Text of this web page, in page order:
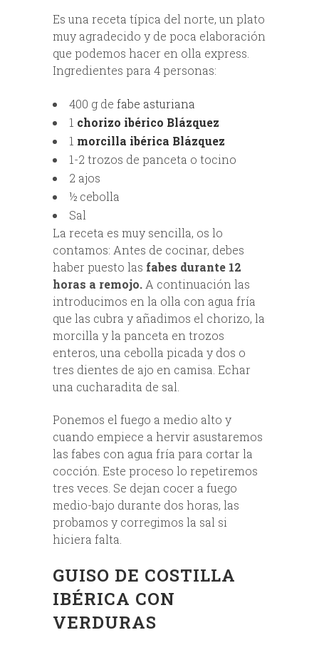
Es una receta típica del norte, un plato
muy agradecido y de poca elaboración
que podemos hacer en olla express.
Ingredientes para 4 personas:
400 g de fabe asturiana
1 chorizo ibérico Blázquez
1 morcilla ibérica Blázquez
1-2 trozos de panceta o tocino
2 ajos
½ cebolla
Sal
La receta es muy sencilla, os lo
contamos: Antes de cocinar, debes
haber puesto las fabes durante 12
horas a remojo. A continuación las
introducimos en la olla con agua fría
que las cubra y añadimos el chorizo, la
morcilla y la panceta en trozos
enteros, una cebolla picada y dos o
tres dientes de ajo en camisa. Echar
una cucharadita de sal.
Ponemos el fuego a medio alto y
cuando empiece a hervir asustaremos
las fabes con agua fría para cortar la
cocción. Este proceso lo repetiremos
tres veces. Se dejan cocer a fuego
medio-bajo durante dos horas, las
probamos y corregimos la sal si
hiciera falta.
GUISO DE COSTILLA
IBÉRICA CON
VERDURAS